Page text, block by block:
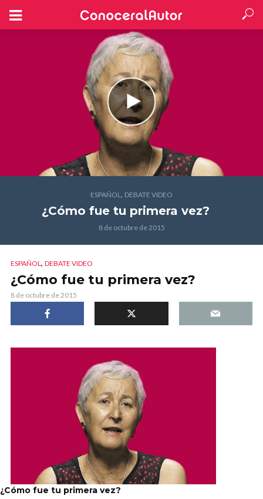
ESPAÑOL, DEBATE VIDEO
¿Cómo fue tu primera vez?
8 de octubre de 2015
ESPAÑOL, DEBATE VIDEO
¿Cómo fue tu primera vez?
8 de octubre de 2015
¿Cómo fue tu primera vez?